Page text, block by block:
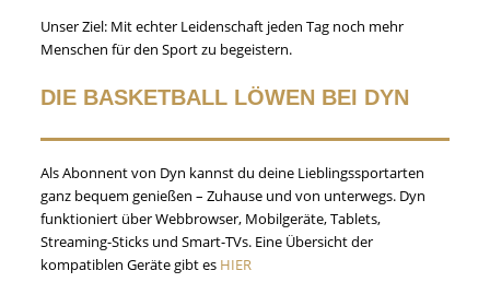
Unser Ziel: Mit echter Leidenschaft jeden Tag noch mehr
Menschen für den Sport zu begeistern.
DIE BASKETBALL LÖWEN BEI DYN
Als Abonnent von Dyn kannst du deine Lieblingssportarten
ganz bequem genießen – Zuhause und von unterwegs. Dyn
funktioniert über Webbrowser, Mobilgeräte, Tablets,
Streaming-Sticks und Smart-TVs. Eine Übersicht der
kompatiblen Geräte gibt es HIER